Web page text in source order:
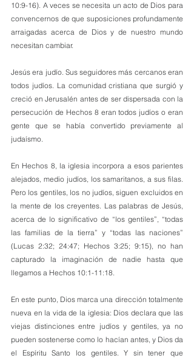
10:9-16). A veces se necesita un acto de Dios para
convencernos de que suposiciones profundamente
arraigadas acerca de Dios y de nuestro mundo
necesitan cambiar.
Jesús era judío. Sus seguidores más cercanos eran
todos judíos. La comunidad cristiana que surgió y
creció en Jerusalén antes de ser dispersada con la
persecución de Hechos 8 eran todos judíos o eran
gente que se había convertido previamente al
judaísmo.
En Hechos 8, la iglesia incorpora a esos parientes
alejados, medio judíos, los samaritanos, a sus filas.
Pero los gentiles, los no judíos, siguen excluidos en
la mente de los creyentes. Las palabras de Jesús,
acerca de lo significativo de “los gentiles”, “todas
las familias de la tierra” y “todas las naciones”
(Lucas 2:32; 24:47; Hechos 3:25; 9:15), no han
capturado la imaginación de nadie hasta que
llegamos a Hechos 10:1-11:18.
En este punto, Dios marca una dirección totalmente
nueva en la vida de la iglesia: Dios declara que las
viejas distinciones entre judíos y gentiles, ya no
pueden sostenerse como lo hacían antes, y Dios da
el Espíritu Santo los gentiles. Y sin tener que